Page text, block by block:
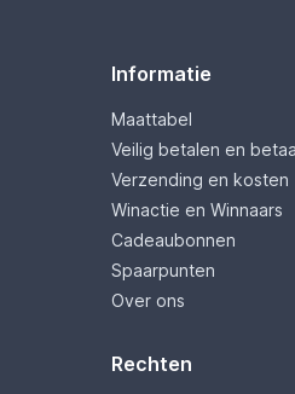
Informatie
Maattabel
Veilig betalen en
Verzending en kosten
Winactie en Winnaars
Cadeaubonnen
Spaarpunten
Over ons
Rechten